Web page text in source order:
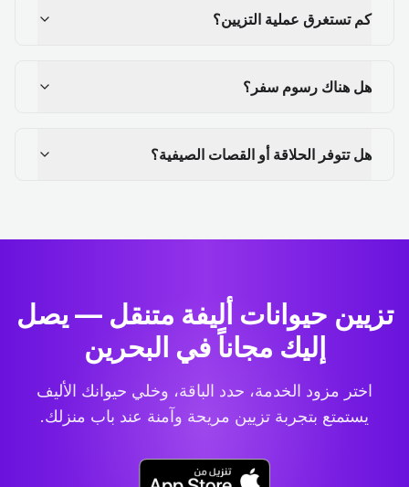
كم تستغرق عملية التزيين؟
هل هناك رسوم سفر؟
هل تتوفر الحلاقة أو القصات الصيفية؟
تزيين حيوانات أليفة متنقل — يصل
إليك مجاناً في البحرين
اختر مزود الخدمة، حدد الباقة، وخلي حيوانك الأليف
يستمتع بتجربة تزيين مريحة وآمنة عند باب منزلك.